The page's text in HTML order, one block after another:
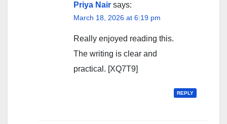
Priya Nair says:
March 18, 2026 at 6:19 pm
Really enjoyed reading this.
The writing is clear and
practical. [XQ7T9]
REPLY